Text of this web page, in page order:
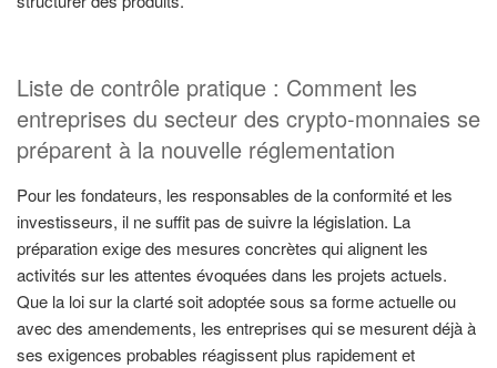
Liste de contrôle pratique : Comment les
entreprises du secteur des crypto-monnaies se
préparent à la nouvelle réglementation
Pour les fondateurs, les responsables de la conformité et les
investisseurs, il ne suffit pas de suivre la législation. La
préparation exige des mesures concrètes qui alignent les
activités sur les attentes évoquées dans les projets actuels.
Que la loi sur la clarté soit adoptée sous sa forme actuelle ou
avec des amendements, les entreprises qui se mesurent déjà à
ses exigences probables réagissent plus rapidement et